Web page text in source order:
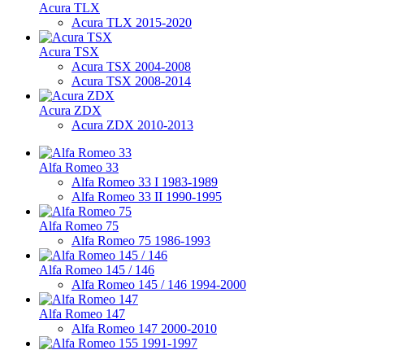
Acura TLX
Acura TLX 2015-2020
Acura TSX
Acura TSX 2004-2008
Acura TSX 2008-2014
Acura ZDX
Acura ZDX 2010-2013
Alfa Romeo 33
Alfa Romeo 33 I 1983-1989
Alfa Romeo 33 II 1990-1995
Alfa Romeo 75
Alfa Romeo 75 1986-1993
Alfa Romeo 145 / 146
Alfa Romeo 145 / 146 1994-2000
Alfa Romeo 147
Alfa Romeo 147 2000-2010